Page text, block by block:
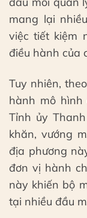
mang lại
việc tiết kiệm
điều hành của
Tuy nhiên,
hành mô hình
Tỉnh ủy
khăn, vướng
địa phương
đơn vị hành
này khiến bộ
tại nhiều đầu